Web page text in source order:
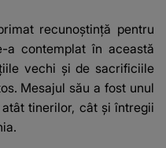
recunoștință pentru
contemplat în această
vechi și de sacrificiile
Mesajul său a fost unul
tinerilor, cât și întregii